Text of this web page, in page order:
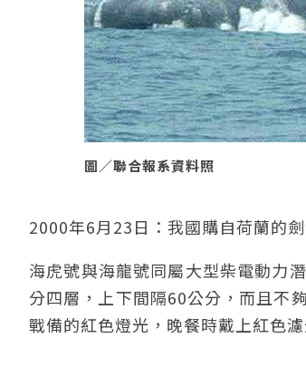
圖／聯合報系資料照
2000年6月23日：我國購自荷蘭的
海虎號與海龍號同屬大型柴電動力
分四層，上下間隔60公分，而且不
戰備的紅色燈光，晚餐時戴上紅色濾